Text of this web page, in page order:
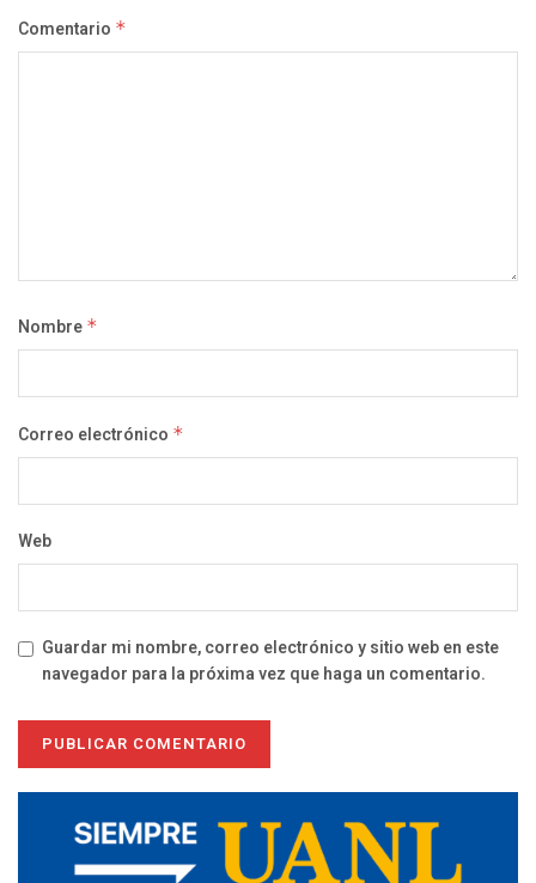
Comentario *
Nombre *
Correo electrónico *
Web
Guardar mi nombre, correo electrónico y sitio web en este
navegador para la próxima vez que haga un comentario.